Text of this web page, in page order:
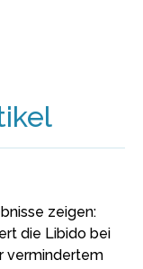
zeigen:
die Libido bei
vermindertem